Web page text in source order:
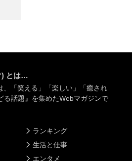
) とは…
、「笑える」「楽しい」「癒され
る話題』を集めたWebマガジンで
ランキング
生活と仕事
エンタメ